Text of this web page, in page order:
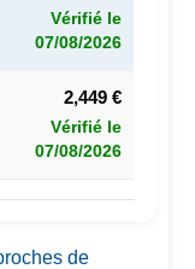
Vérifié le
07/08/2026
2,449 €
Vérifié le
07/08/2026
de